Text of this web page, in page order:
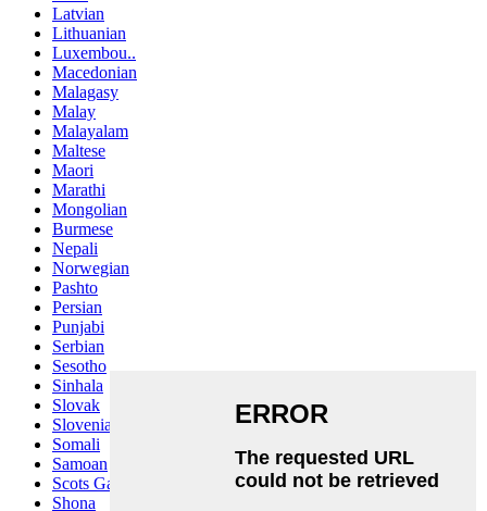
Latvian
Lithuanian
Luxembou..
Macedonian
Malagasy
Malay
Malayalam
Maltese
Maori
Marathi
Mongolian
Burmese
Nepali
Norwegian
Pashto
Persian
Punjabi
Serbian
Sesotho
Sinhala
Slovak
Slovenian
Somali
Samoan
Scots Gaelic
Shona